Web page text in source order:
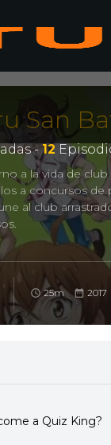
San
-12
a la vida de
a concursos de
al club
25m 2017
a Quiz King?